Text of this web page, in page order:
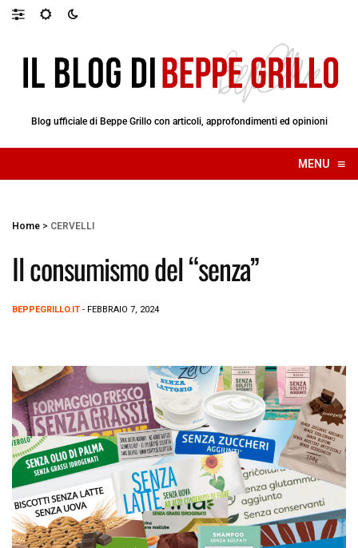
Blog ufficiale di Beppe Grillo con articoli, approfondimenti ed opinioni
MENU ≡
☰
Home > CERVELLI
Il consumismo del “senza”
BEPPEGRILLO.IT - FEBBRAIO 7, 2024